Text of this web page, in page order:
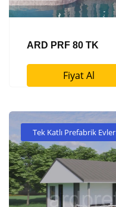
ARD PRF 80 TK
Fiyat Al
Tek Katlı Prefabrik Evler